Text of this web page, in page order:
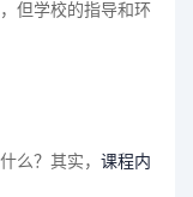
但学校的指导和环
么？其实， 课程内